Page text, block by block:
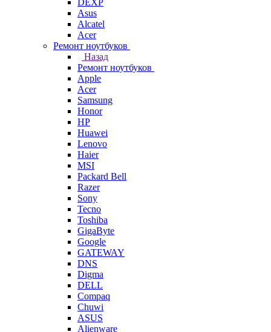
DEXP
Asus
Alcatel
Acer
Ремонт ноутбуков
Назад
Ремонт ноутбуков
Apple
Acer
Samsung
Honor
HP
Huawei
Lenovo
Haier
MSI
Packard Bell
Razer
Sony
Tecno
Toshiba
GigaByte
Google
GATEWAY
DNS
Digma
DELL
Compaq
Chuwi
ASUS
Alienware